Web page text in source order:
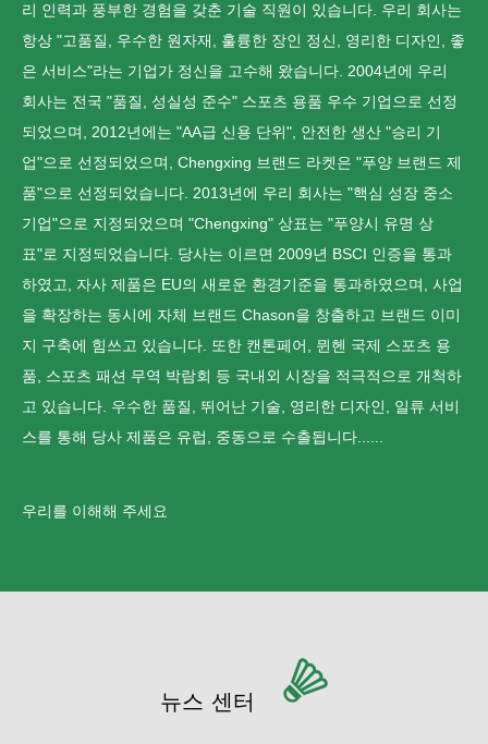
리 인력과 풍부한 경험을 갖춘 기술 직원이 있습니다. 우리 회사는
항상 "고품질, 우수한 원자재, 훌륭한 장인 정신, 영리한 디자인, 좋
은 서비스"라는 기업가 정신을 고수해 왔습니다. 2004년에 우리
회사는 전국 "품질, 성실성 준수" 스포츠 용품 우수 기업으로 선정
되었으며, 2012년에는 "AA급 신용 단위", 안전한 생산 "승리 기
업"으로 선정되었으며, Chengxing 브랜드 라켓은 "푸양 브랜드 제
품"으로 선정되었습니다. 2013년에 우리 회사는 "핵심 성장 중소
기업"으로 지정되었으며 "Chengxing" 상표는 "푸양시 유명 상
표"로 지정되었습니다. 당사는 이르면 2009년 BSCI 인증을 통과
하였고, 자사 제품은 EU의 새로운 환경기준을 통과하였으며, 사업
을 확장하는 동시에 자체 브랜드 Chason을 창출하고 브랜드 이미
지 구축에 힘쓰고 있습니다. 또한 캔톤페어, 뮌헨 국제 스포츠 용
품, 스포츠 패션 무역 박람회 등 국내외 시장을 적극적으로 개척하
고 있습니다. 우수한 품질, 뛰어난 기술, 영리한 디자인, 일류 서비
스를 통해 당사 제품은 유럽, 중동으로 수출됩니다......
우리를 이해해 주세요
뉴스 센터